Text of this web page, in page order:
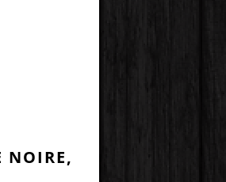
NOIRE,